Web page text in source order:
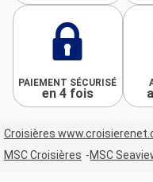
PAIEMENT SÉCURISÉ
en 4 fois
Croisières
MSC Croisières
MSC